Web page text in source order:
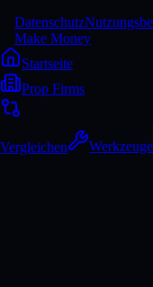
Datenschutz
Make Money
Startseite
Prop Firms
Vergleichen Werkzeuge